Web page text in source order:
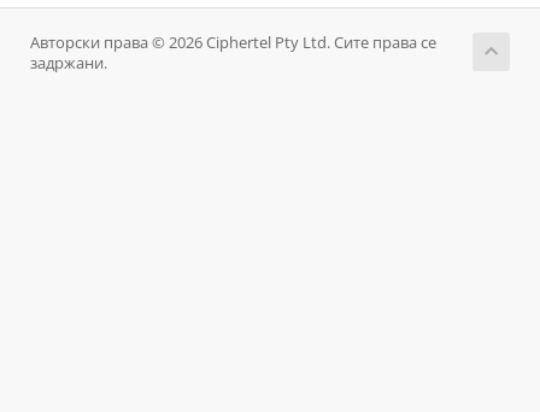
Авторски права © 2026 Ciphertel Pty Ltd. Сите права се
задржани.